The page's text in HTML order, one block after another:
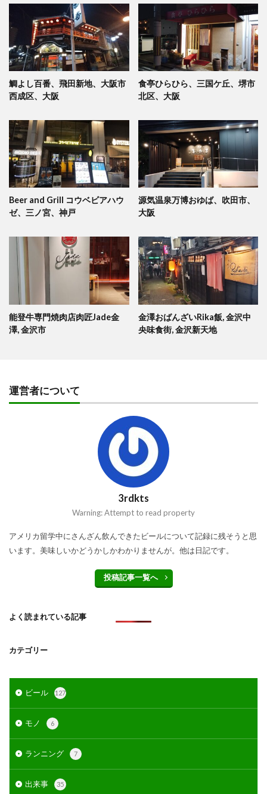
鯛よし百番、飛田新地、大阪市
西成区、大阪
食亭ひらひら、三国ケ丘、堺市
北区、大阪
Beer and Grill コウベビアハウ
ゼ、三ノ宮、神戸
源気温泉万博おゆば、吹田市、
大阪
能登牛専門焼肉店肉匠Jade金
澤, 金沢市
金澤おばんざいRika飯, 金沢中
央味食街, 金沢新天地
運営者について
3rdkts
Warning: Attempt to read property
アメリカ留学中にさんざん飲んできたビールについて記録に残そうと思
います。美味しいかどうかしかわかりませんが。他は日記です。
投稿記事一覧へ
よく読まれている記事
カテゴリー
ビール 127
モノ 6
ランニング 7
出来事 35